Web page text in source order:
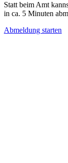
Statt beim Amt
in ca. 5 Minuten
Abmeldung starten